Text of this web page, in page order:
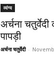
व्यंग्य
अर्चना
पापड़ी
अर्चना चतुर्वेदी -